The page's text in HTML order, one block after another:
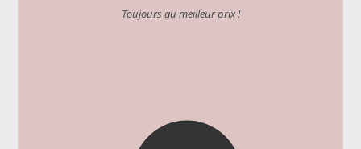
Toujours au meilleur prix !